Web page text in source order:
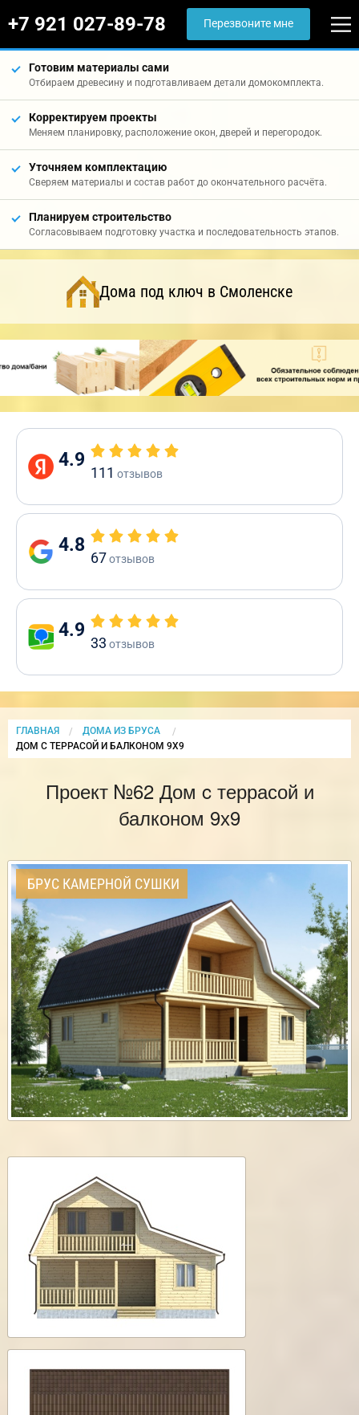
+7 921 027-89-78 Перезвоните мне
Готовим материалы сами
Отбираем древесину и подготавливаем детали домокомплекта.
Корректируем проекты
Меняем планировку, расположение окон, дверей и перегородок.
Уточняем комплектацию
Сверяем материалы и состав работ до окончательного расчёта.
Планируем строительство
Согласовываем подготовку участка и последовательность этапов.
Дома под ключ в Смоленске
4.9
111 отзывов
4.8
67отзывов
4.9
33 отзывов
ГЛАВНАЯ
ДОМА ИЗ БРУСА
CURRENT:
ДОМ C ТЕРРАСОЙ И БАЛКОНОМ 9Х9
Проект №62 Дом c террасой и
балконом 9х9
БРУС КАМЕРНОЙ СУШКИ